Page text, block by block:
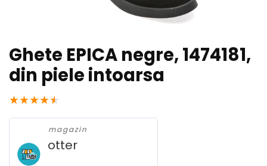
Ghete EPICA negre, 1474181,
din piele intoarsa
★★★★★
magazin
otter